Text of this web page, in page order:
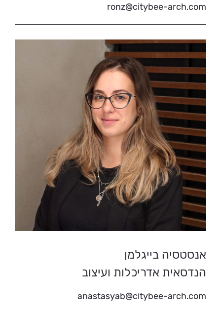
ronz@citybee-arch.com
אנסטסיה בייגלמן
הנדסאית אדריכלות ועיצוב
anastasyab@citybee-arch.com